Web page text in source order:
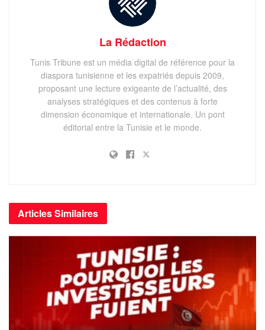
La Rédaction
Tunis Tribune est un média digital de référence pour la
diaspora tunisienne et les expatriés depuis 2009,
proposant une lecture exigeante de l’actualité, des
analyses stratégiques et des contenus à forte
dimension économique et internationale. Un pont
éditorial entre la Tunisie et le monde.
ArticlesSimilaires